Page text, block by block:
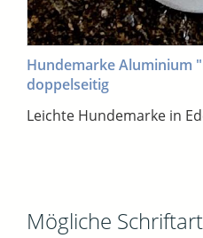
Hundemarke Aluminium
doppelseitig
Leichte Hundemarke in
Mögliche